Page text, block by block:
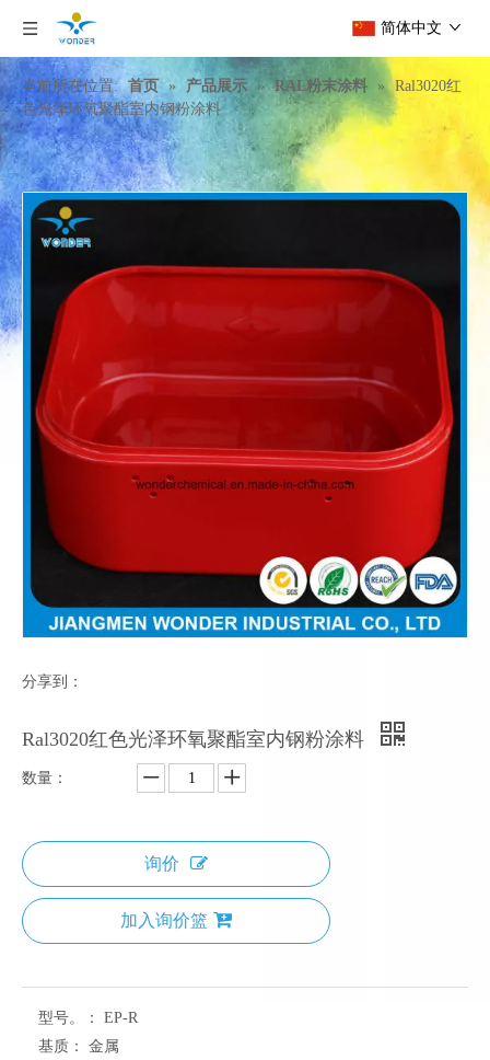
简体中文
当前所在位置: 首页 » 产品展示 » RAL粉末涂料 » Ral3020红
色光泽环氧聚酯室内钢粉涂料
分享到：
Ral3020红色光泽环氧聚酯室内钢粉涂料
数量：
询价
加入询价篮
型号。：
EP-R
基质：
金属